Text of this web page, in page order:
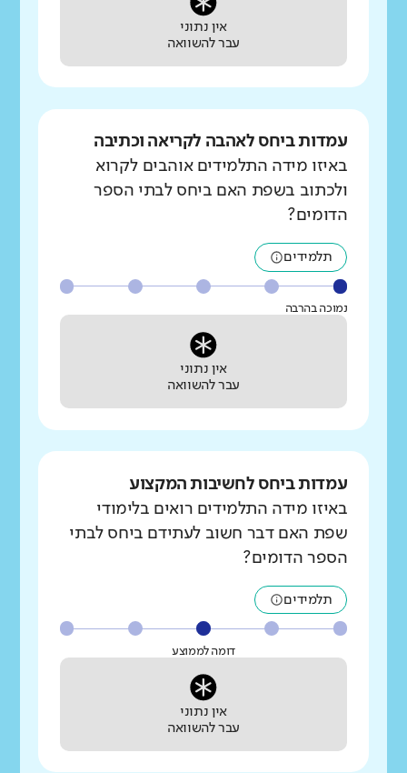
אין נתוני
עבר להשוואה
עמדות ביחס לאהבה לקריאה וכתיבה
באיזו מידה התלמידים אוהבים לקרוא
ולכתוב בשפת האם ביחס לבתי הספר
הדומים?
תלמידים
נמוכה בהרבה
אין נתוני
עבר להשוואה
עמדות ביחס לחשיבות המקצוע
באיזו מידה התלמידים רואים בלימודי
שפת האם דבר חשוב לעתידם ביחס לבתי
הספר הדומים?
תלמידים
דומה לממוצע
אין נתוני
עבר להשוואה